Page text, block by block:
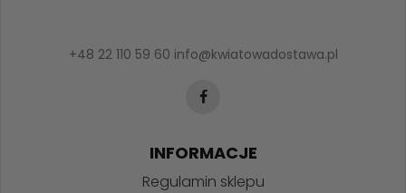
+48 22 110 59 60 info@kwiatowadostawa.pl
INFORMACJE
Regulamin sklepu